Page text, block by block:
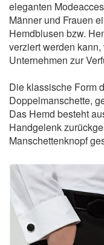
eleganten
Männer und Frauen
Hemdblusen bzw.
verziert werden
Unternehmen zur
Die klassische Form
Doppelmanschette,
Das Hemd besteht
Handgelenk
Manschettenknopf